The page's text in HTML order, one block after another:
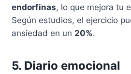
endorfinas, lo que mejora tu
Según estudios, el ejercicio
ansiedad en un 20%.
5. Diario emocional